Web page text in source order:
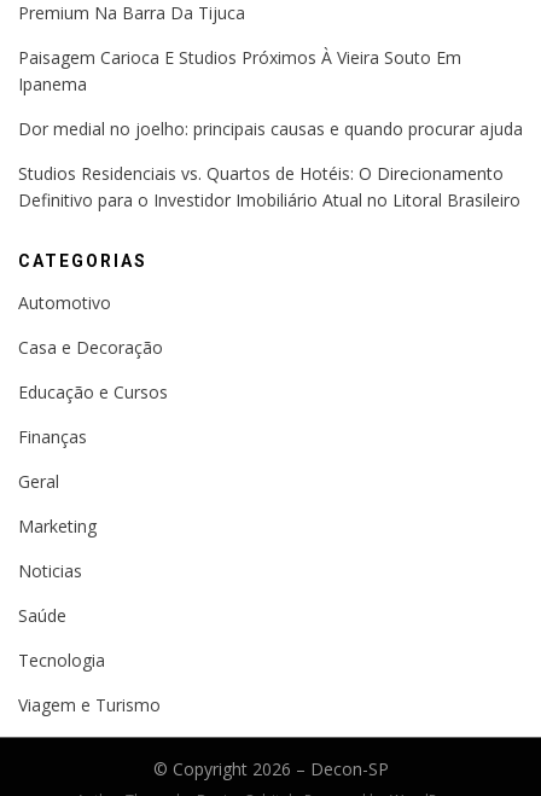
Premium Na Barra Da Tijuca
Paisagem Carioca E Studios Próximos À Vieira Souto Em
Ipanema
Dor medial no joelho: principais causas e quando procurar ajuda
Studios Residenciais vs. Quartos de Hotéis: O Direcionamento
Definitivo para o Investidor Imobiliário Atual no Litoral Brasileiro
CATEGORIAS
Automotivo
Casa e Decoração
Educação e Cursos
Finanças
Geral
Marketing
Noticias
Saúde
Tecnologia
Viagem e Turismo
© Copyright 2026 – Decon-SP